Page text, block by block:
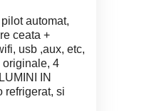
automat,
ceata +
usb ,aux, etc,
originale, 4
IN
refrigerat, si